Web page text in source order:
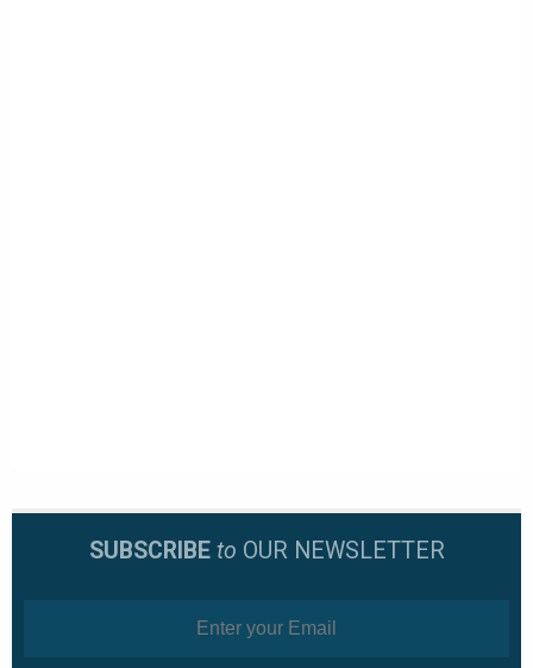
SUBSCRIBE to OUR NEWSLETTER